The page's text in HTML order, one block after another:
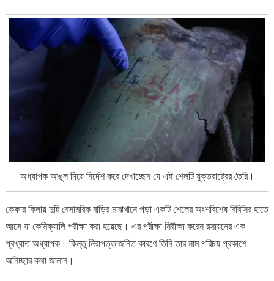
অধ্যাপক আঙুল দিয়ে নির্দেশ করে দেখাচ্ছেন যে এই শেলটি যুক্তরাষ্ট্রের তৈরি।
কেফার কিলায় দুটি বেসামরিক বাড়ির মাঝখানে পড়া একটি শেলের অংশবিশেষ বিবিসির হাতে
আসে যা কেমিক্যালি পরীক্ষা করা হয়েছে। এর পরীক্ষা নিরীক্ষা করেন রসায়নের এক
প্রখ্যাত অধ্যাপক। কিন্তু নিরাপত্তাজনিত কারণে তিনি তার নাম পরিচয় প্রকাশে
অনিচ্ছার কথা জানান।